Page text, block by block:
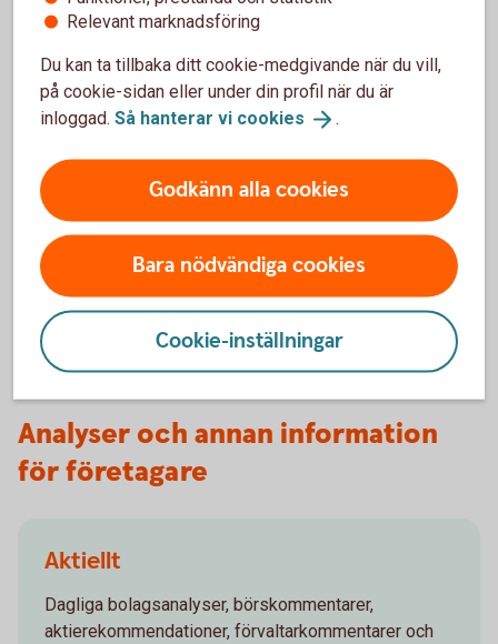
Deli Berisha
Företagsrådgivare
deli.berisha@sparbankensjuharad.se
Sofia Björklund
Företagsrådgivare
sofia.bjorklund@sparbankensjuharad.se
Analyser och annan information
för företagare
Aktiellt
Dagliga bolagsanalyser, börskommentarer,
aktierekommendationer, förvaltarkommentarer och
Relevant marknadsföring
Du kan ta tillbaka ditt cookie-medgivande när du vill,
på cookie-sidan eller under din profil när du är
inloggad. Så hanterar vi cookies .
Godkänn alla cookies
Bara nödvändiga cookies
Cookie-inställningar